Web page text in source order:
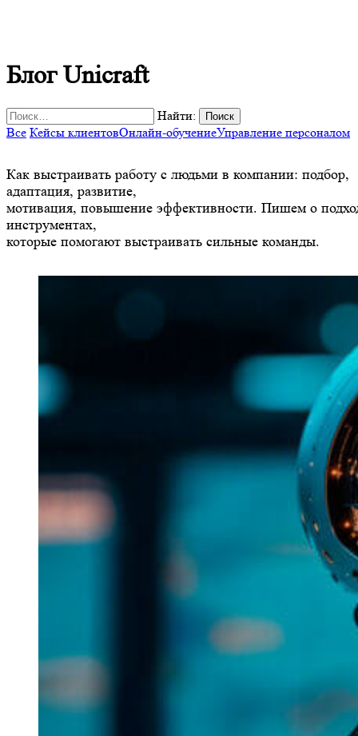
Блог Unicraft
Найти:
Все Кейсы клиентовОнлайн-обучениеУправление персоналом
Как выстраивать работу с людьми в компании: подбор,
адаптация, развитие,
мотивация, повышение эффективности. Пишем о
инструментах,
которые помогают выстраивать сильные команды.